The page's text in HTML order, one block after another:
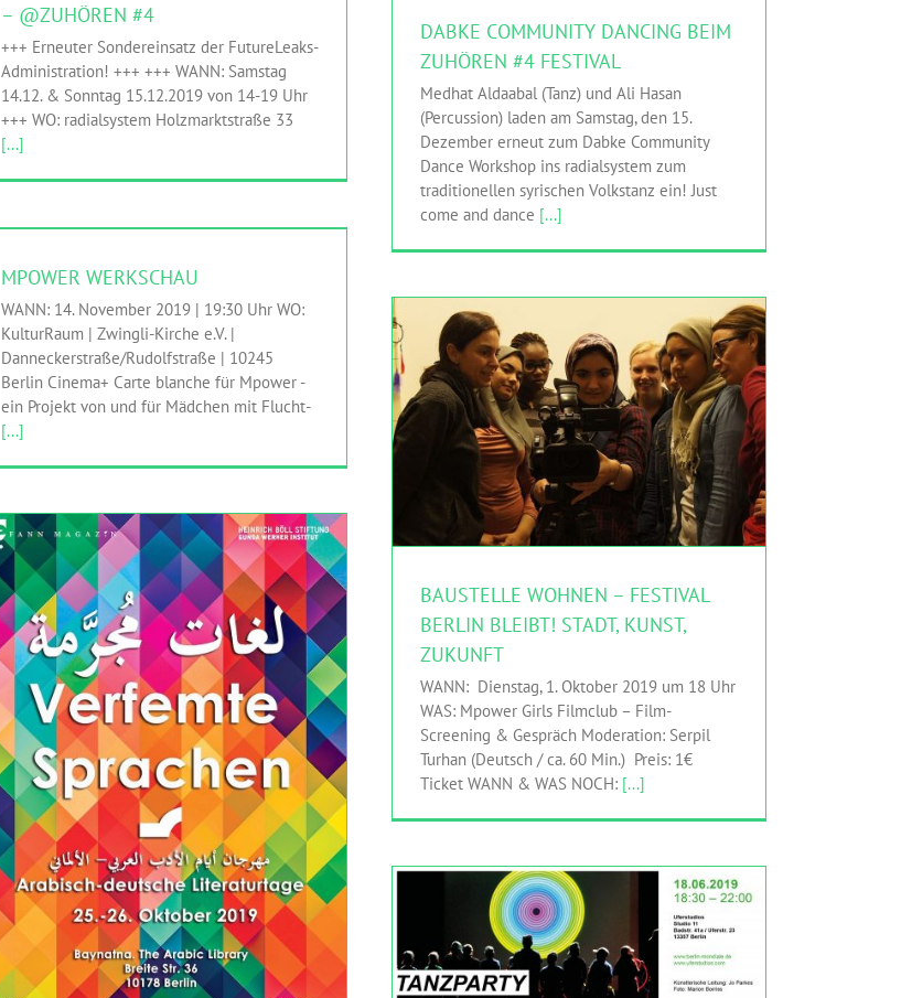
DABKE COMMUNITY DANCING BEIM
ZUHÖREN #4 FESTIVAL
Medhat Aldaabal (Tanz) und Ali Hasan
(Percussion) laden am Samstag, den 15.
Dezember erneut zum Dabke Community
Dance Workshop ins radialsystem zum
traditionellen syrischen Volkstanz ein! Just
come and dance [...]
– @ZUHÖREN #4
+++ Erneuter Sondereinsatz der FutureLeaks-
Administration! +++ +++ WANN: Samstag
14.12. & Sonntag 15.12.2019 von 14-19 Uhr
+++ WO: radialsystem Holzmarktstraße 33
[...]
MPOWER WERKSCHAU
WANN: 14. November 2019 | 19:30 Uhr WO:
KulturRaum | Zwingli-Kirche e.V. |
Danneckerstraße/Rudolfstraße | 10245
Berlin Cinema+ Carte blanche für Mpower -
ein Projekt von und für Mädchen mit Flucht-
[...]
BAUSTELLE WOHNEN – FESTIVAL BERLIN BLEIBT!
STADT, KUNST, ZUKUNFT
HAU Hebbel am Ufer HINGEHEN M-Power
BAUSTELLE WOHNEN – FESTIVAL
BERLIN BLEIBT! STADT, KUNST,
ZUKUNFT
WANN: Dienstag, 1. Oktober 2019 um 18 Uhr
WAS: Mpower Girls Filmclub – Film-
Screening & Gespräch Moderation: Serpil
Turhan (Deutsch / ca. 60 Min.) Preis: 1€
Ticket WANN & WAS NOCH: [...]
SAVE THE DATE: ARABISCH-DEUTSCHE
LITERATURTAGE | أيام الأدب العربي الألماني
Baynatna / برلينمكتبة بيناتنا
Deutscher Übersetzerfonds
HINGEHEN
Uncategorized
TANZPARTY #15
HINGEHEN MITMACHEN Mobile Dance e.V.